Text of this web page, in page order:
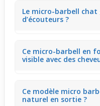
un chiffon doux ou un
solide assure un
Le micro-barbell
d’écouteurs ?
compatible avec la
risques de gêne ou de
Ce micro-barbell en
visible avec des
visible, mettant en
nœud papillon en
Ce modèle micro
naturel en sortie ?